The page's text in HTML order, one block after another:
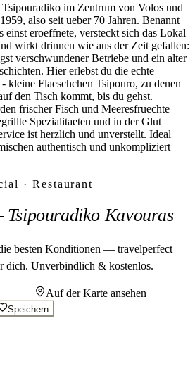
Tsipouradiko im Zentrum von Volos und
also seit ueber 70 Jahren. Benannt
einst eroeffnete, versteckt sich das Lokal
wirkt drinnen wie aus der Zeit gefallen:
verschwundener Betriebe und ein alter
Hier erlebst du die echte
kleine Flaeschchen Tsipouro, zu denen
den Tisch kommt, bis du gehst.
frischer Fisch und Meeresfruechte
Spezialitaeten und in der Glut
ist herzlich und unverstellt. Ideal
authentisch und unkompliziert
· Restaurant
Tsipouradiko Kavouras
besten Konditionen — travelperfect
dich. Unverbindlich & kostenlos.
Auf der Karte ansehen
Speichern